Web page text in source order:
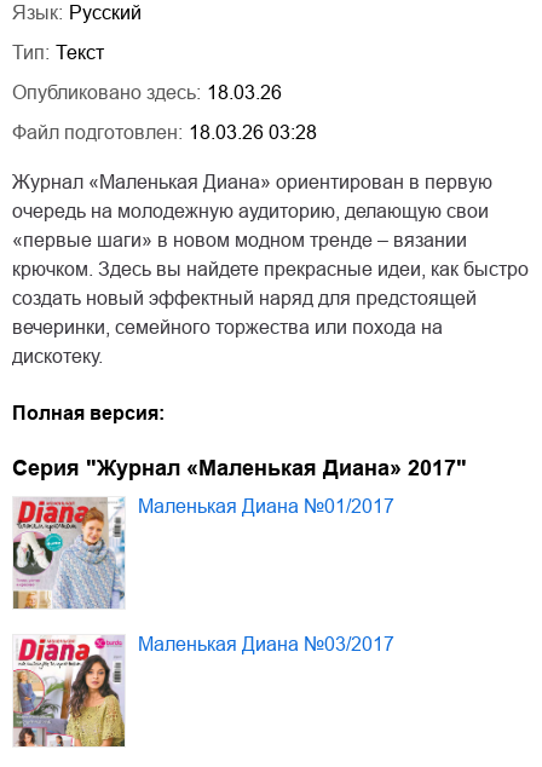
Язык: Русский
Тип: Текст
Опубликовано здесь: 18.03.26
Файл подготовлен: 18.03.26 03:28
Журнал «Маленькая Диана» ориентирован в первую
очередь на молодежную аудиторию, делающую свои
«первые шаги» в новом модном тренде – вязании
крючком. Здесь вы найдете прекрасные идеи, как быстро
создать новый эффектный наряд для предстоящей
вечеринки, семейного торжества или похода на
дискотеку.
Полная версия:
Серия "Журнал «Маленькая Диана» 2017"
Маленькая Диана №01/2017
Маленькая Диана №03/2017